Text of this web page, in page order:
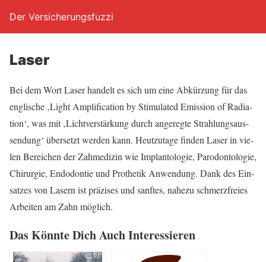
Der Versicherungsfuzzi
Laser
Bei dem Wort Laser han­delt es sich um eine Abkür­zung für das
eng­li­sche ‚Light Ampli­fi­ca­ti­on by Sti­mu­la­ted Emis­si­on of Radia­
ti­on‘, was mit ‚Licht­ver­stär­kung durch ange­reg­te Strah­lungs­aus­
sen­dung‘ über­setzt wer­den kann. Heut­zu­ta­ge fin­den Laser in vie­
len Berei­chen der Zah­me­di­zin wie Implan­to­lo­gie, Par­odon­to­lo­gie,
Chir­ur­gie, End­odon­tie und Pro­the­tik Anwen­dung. Dank des Ein­
sat­zes von Lasern ist prä­zi­ses und sanf­tes, nahe­zu schmerz­frei­es
Arbei­ten am Zahn möglich.
Das Könn­te Dich Auch Interessieren